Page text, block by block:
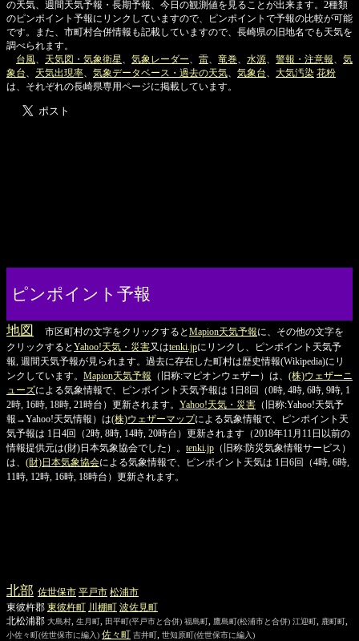
の天気、週間天気予報・長期予報、今日の観測値を見ることが出来ます。2種類
のピンポイント予報にリンクしていますので、ピンポイントで予報の比較が可能
です。また、市町村合併情報も記載していますので、長崎県の旧地名でも天気を
調べられます。
台風
天気図・気象衛星 気象レーダー 雷 竜巻 水源 警報・注意報
気
象台
天気出現率 気象データベース・過去の天気 気象台 大気汚染 花粉
は、それぞれの長崎県専用ページに掲載しています。
ピンポイント予報
地図 市区町村の文字をクリックするとMapion天気予報に、その他の文字を
クリックするとYahoo!天気・災害又はtenki.jpにリンクし、ピンポイント天気予
報, 週間天気予報が見られます。過去に存在した町村は歴史情報(Wikipedia)にリ
ンクしています。 Mapion天気予報 （旧称:マピオンウェザー）は、 (株)ウェザーニ
ューズによる気象情報で、ピンポイント天気予報は 1日8回（0時, 4時, 6時, 9時, 1
2時, 16時, 18時, 21時台）更新されます。 Yahoo!天気・災害 （旧称:Yahoo!天気予
報→Yahoo!天気情報）は(株)ウェザーマップによる気象情報で、ピンポイント天
気予報は 1日4回（2時, 8時, 14時, 20時台）更新されます（2018年11月11日以前の
情報提供元は(財)日本気象協会でした）。 tenki.jp （旧称:防災気象情報サービス）
は、 (財)日本気象協会による気象情報で、ピンポイント天気は 1日6回（4時, 6時,
11時, 12時, 16時, 18時台）更新されます。
北部 佐世保市 平戸市 松浦市
東彼杵郡 東彼杵町 川棚町 波佐見町
北松浦郡 大島村 生月町 田平町(平戸市と合併) 福島町 鷹島町(松浦市と合併) 江迎町 鹿町町
小佐々町(佐世保市に編入) 佐々町 吉井町 世知原町(佐世保市に編入)